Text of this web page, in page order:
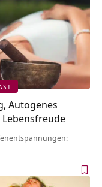
Autogenes
Lebensfreude